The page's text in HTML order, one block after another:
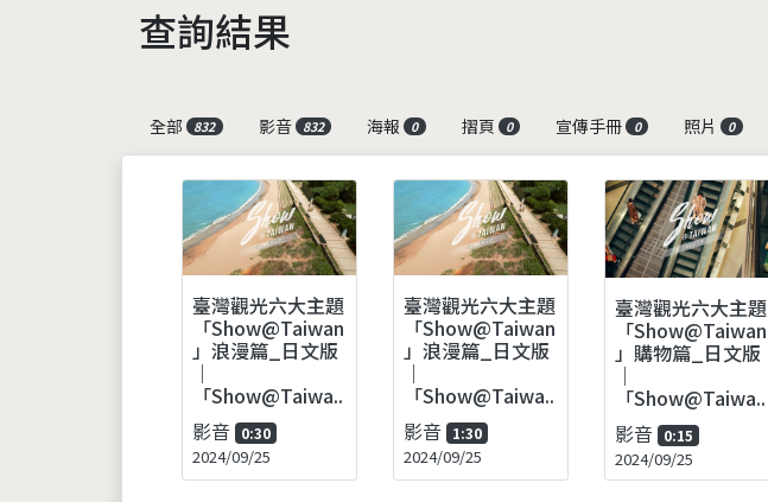
查詢結果
全部
832 影音 832 海報 0 摺頁 0 宣傳手冊 0 照片 0
臺灣觀光六大主題
「Show@Taiwan
」浪漫篇_日文版
｜
「Show@Taiwa..
影音 0:30
2024/09/25
臺灣觀光六大主題
「Show@Taiwan
」浪漫篇_日文版
｜
「Show@Taiwa..
影音 1:30
2024/09/25
臺灣觀光六大主題
「Show@Taiwan
」購物篇_日文版
｜
「Show@Taiwa..
影音 0:15
2024/09/25